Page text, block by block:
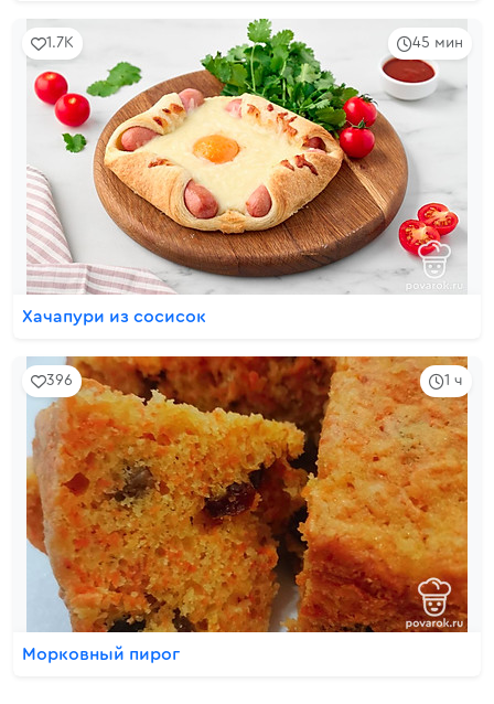
45 мин
1.7K
Хачапури из сосисок
1 ч
396
Морковный пирог